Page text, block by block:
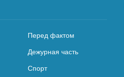
Перед фактом
Дежурная часть
Спорт